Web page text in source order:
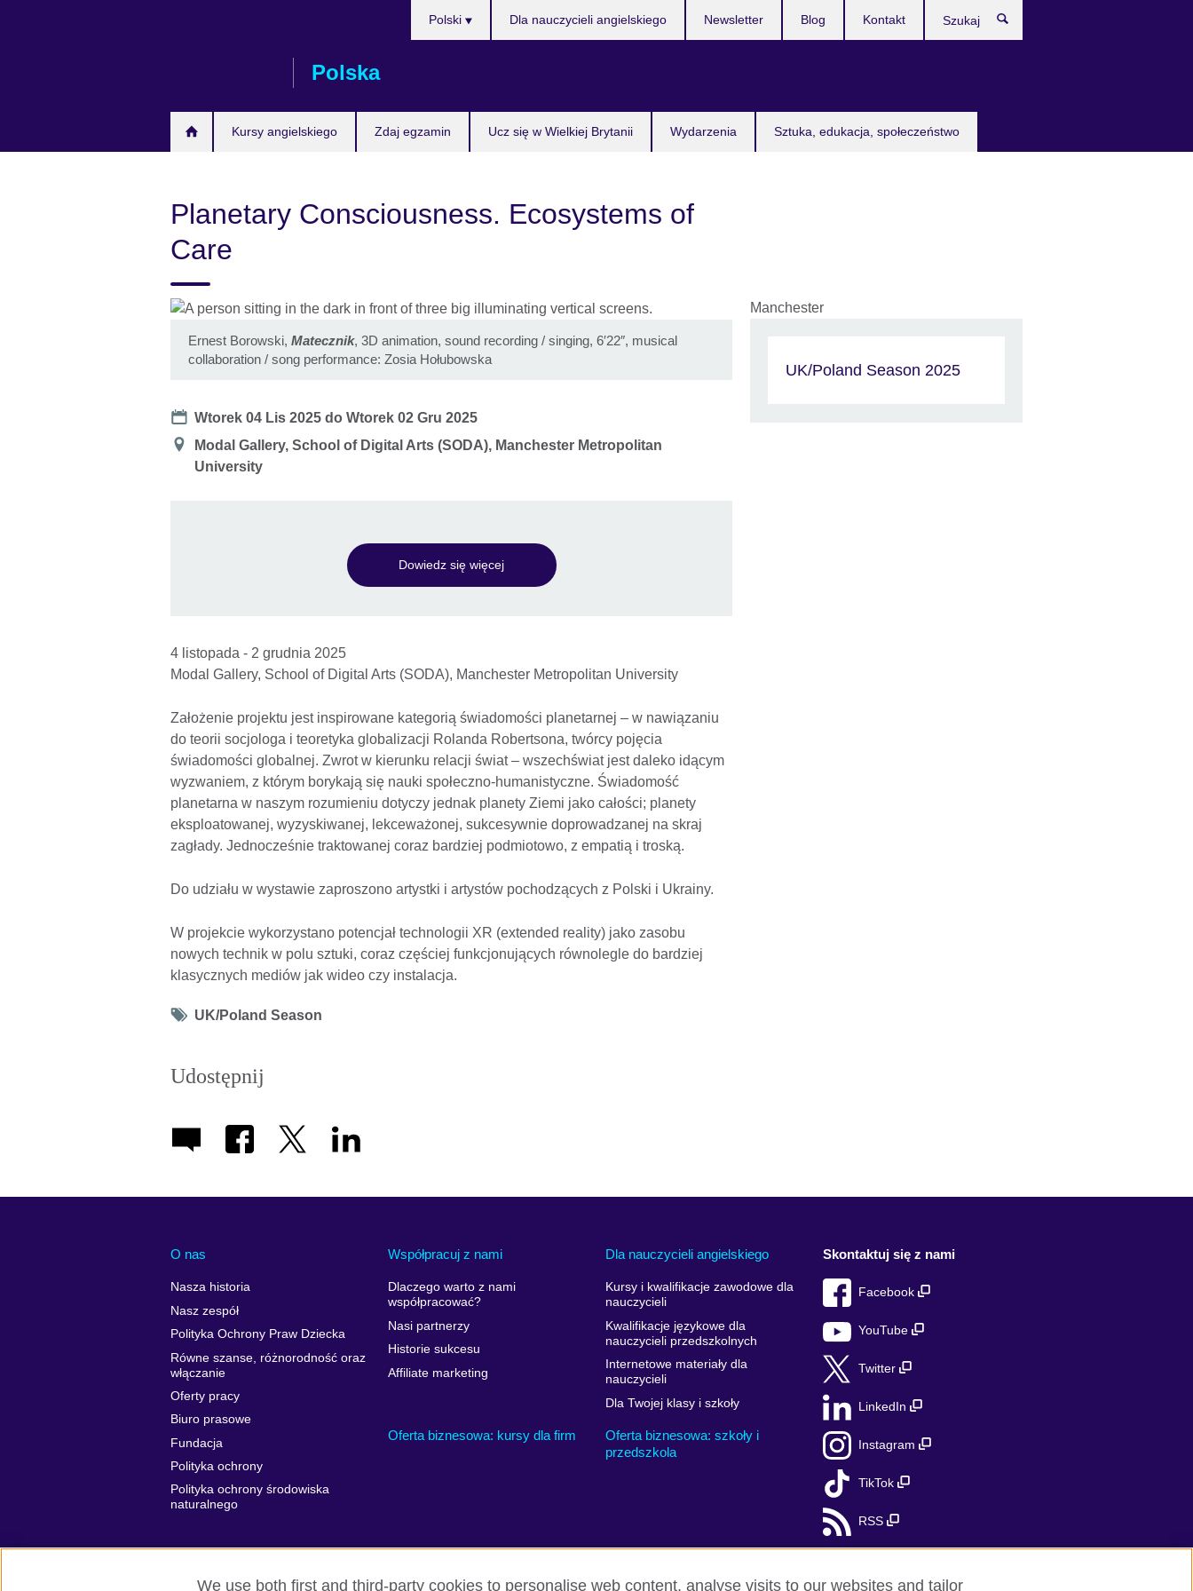
Polska
Kursy angielskiego Zdaj egzamin Ucz się w Wielkiej Brytanii Wydarzenia Sztuka, edukacja, społeczeństwo
Polski Dla nauczycieli angielskiego Newsletter Blog Kontakt
Planetary Consciousness. Ecosystems of
Care
Ernest Borowski, Matecznik, 3D animation, sound recording / singing, 6′22″, musical
collaboration / song performance: Zosia Hołubowska
Date
Wtorek 04 Lis 2025 doWtorek 02 Gru 2025
Miejsce
Modal Gallery, School of Digital Arts (SODA), Manchester Metropolitan
University
Dowiedz się więcej
4 listopada - 2 grudnia 2025
Modal Gallery, School of Digital Arts (SODA), Manchester Metropolitan University
Założenie projektu jest inspirowane kategorią świadomości planetarnej – w nawiązaniu
do teorii socjologa i teoretyka globalizacji Rolanda Robertsona, twórcy pojęcia
świadomości globalnej. Zwrot w kierunku relacji świat – wszechświat jest daleko idącym
wyzwaniem, z którym borykają się nauki społeczno-humanistyczne. Świadomość
planetarna w naszym rozumieniu dotyczy jednak planety Ziemi jako całości; planety
eksploatowanej, wyzyskiwanej, lekceważonej, sukcesywnie doprowadzanej na skraj
zagłady. Jednocześnie traktowanej coraz bardziej podmiotowo, z empatią i troską.
Do udziału w wystawie zaproszono artystki i artystów pochodzących z Polski i Ukrainy.
W projekcie wykorzystano potencjał technologii XR (extended reality) jako zasobu
nowych technik w polu sztuki, coraz częściej funkcjonujących równolegle do bardziej
klasycznych mediów jak wideo czy instalacja.
Tag
UK/Poland Season
Udostępnij
Manchester
UK/Poland Season 2025
O nas
Nasza historia
Nasz zespół
Polityka Ochrony Praw Dziecka
Równe szanse, różnorodność oraz
włączanie
Oferty pracy
Biuro prasowe
Fundacja
Polityka ochrony
Polityka ochrony środowiska
naturalnego
Współpracuj z nami
Dlaczego warto z nami
współpracować?
Nasi partnerzy
Historie sukcesu
Affiliate marketing
Dla nauczycieli angielskiego
Kursy i kwalifikacje zawodowe dla
nauczycieli
Kwalifikacje językowe dla
nauczycieli przedszkolnych
Internetowe materiały dla
nauczycieli
Dla Twojej klasy i szkoły
Oferta biznesowa: kursy dla firm
Oferta biznesowa: szkoły i
przedszkola
Skontaktuj się z nami
Facebook
YouTube
Twitter
LinkedIn
Instagram
TikTok
RSS
We use both first and third-party cookies to personalise web content, analyse visits to our websites and tailor